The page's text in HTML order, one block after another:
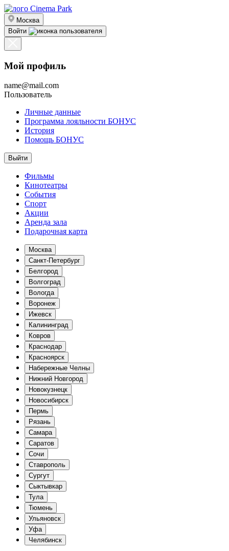
Москва
Войти
Мой профиль
name@mail.com
Пользователь
Личные данные
Программа лояльности БОНУС
История
Помощь БОНУС
Выйти
Фильмы
Кинотеатры
События
Спорт
Акции
Аренда зала
Подарочная карта
Москва
Санкт-Петербург
Белгород
Волгоград
Вологда
Воронеж
Ижевск
Калининград
Ковров
Краснодар
Красноярск
Набережные Челны
Нижний Новгород
Новокузнецк
Новосибирск
Пермь
Рязань
Самара
Саратов
Сочи
Ставрополь
Сургут
Сыктывкар
Тула
Тюмень
Ульяновск
Уфа
Челябинск